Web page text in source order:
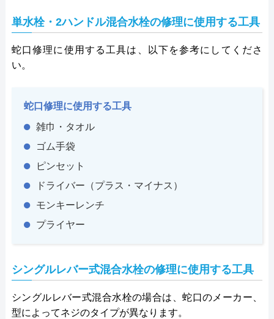
単水栓・2ハンドル混合水栓の修理に使用する工具
蛇口修理に使用する工具は、以下を参考にしてくださ
い。
蛇口修理に使用する工具
雑巾・タオル
ゴム手袋
ピンセット
ドライバー（プラス・マイナス）
モンキーレンチ
プライヤー
シングルレバー式混合水栓の修理に使用する工具
シングルレバー式混合水栓の場合は、蛇口のメーカー、
型によってネジのタイプが異なります。